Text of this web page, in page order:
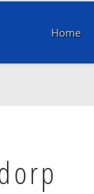
Home